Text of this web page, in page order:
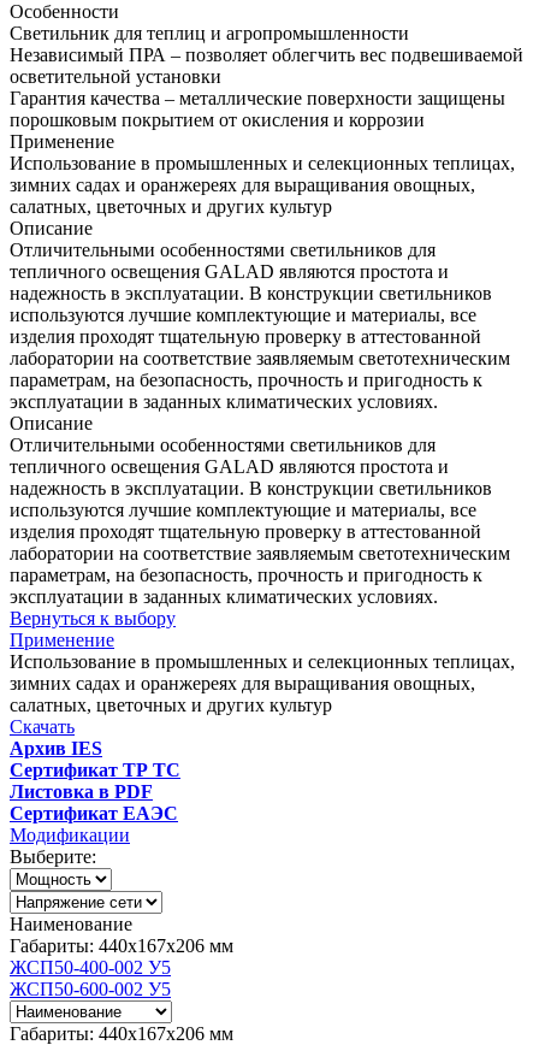
Особенности
Светильник для теплиц и агропромышленности
Независимый ПРА – позволяет облегчить вес подвешиваемой
осветительной установки
Гарантия качества – металлические поверхности защищены
порошковым покрытием от окисления и коррозии
Применение
Использование в промышленных и селекционных теплицах,
зимних садах и оранжереях для выращивания овощных,
салатных, цветочных и других культур
Описание
Отличительными особенностями светильников для
тепличного освещения GALAD являются простота и
надежность в эксплуатации. В конструкции светильников
используются лучшие комплектующие и материалы, все
изделия проходят тщательную проверку в аттестованной
лаборатории на соответствие заявляемым светотехническим
параметрам, на безопасность, прочность и пригодность к
эксплуатации в заданных климатических условиях.
Описание
Отличительными особенностями светильников для
тепличного освещения GALAD являются простота и
надежность в эксплуатации. В конструкции светильников
используются лучшие комплектующие и материалы, все
изделия проходят тщательную проверку в аттестованной
лаборатории на соответствие заявляемым светотехническим
параметрам, на безопасность, прочность и пригодность к
эксплуатации в заданных климатических условиях.
Вернуться к выбору
Применение
Использование в промышленных и селекционных теплицах,
зимних садах и оранжереях для выращивания овощных,
салатных, цветочных и других культур
Скачать
Архив IES
Сертификат ТР ТС
Листовка в PDF
Сертификат ЕАЭС
Модификации
Выберите:
Наименование
Габариты: 440x167x206 мм
ЖСП50-400-002 У5
ЖСП50-600-002 У5
Габариты: 440x167x206 мм